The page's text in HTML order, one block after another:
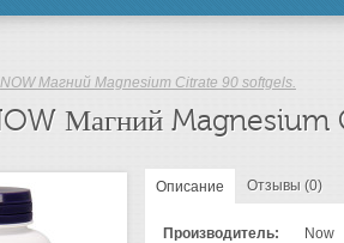
NOW Магний Magnesium Citrate 90 softgels.
Магний Magnesium
Описание Отзывы (0)
Производитель:
Now